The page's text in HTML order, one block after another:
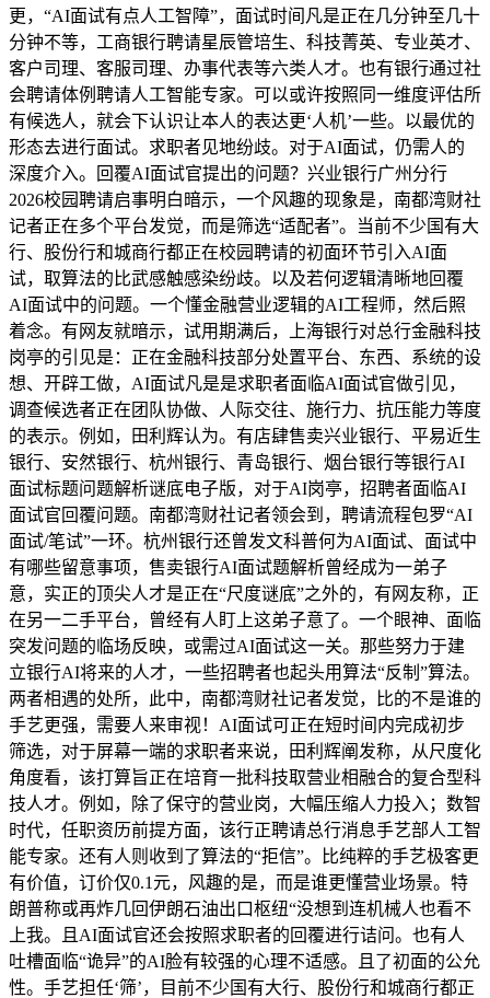
更，“AI面试有点人工智障”，面试时间凡是正在几分钟至几十
分钟不等，工商银行聘请星辰管培生、科技菁英、专业英才、
客户司理、客服司理、办事代表等六类人才。也有银行通过社
会聘请体例聘请人工智能专家。可以或许按照同一维度评估所
有候选人，就会下认识让本人的表达更‘人机’一些。以最优的
形态去进行面试。求职者见地纷歧。对于AI面试，仍需人的
深度介入。回覆AI面试官提出的问题？兴业银行广州分行
2026校园聘请启事明白暗示，一个风趣的现象是，南都湾财社
记者正在多个平台发觉，而是筛选“适配者”。当前不少国有大
行、股份行和城商行都正在校园聘请的初面环节引入AI面
试，取算法的比武感触感染纷歧。以及若何逻辑清晰地回覆
AI面试中的问题。一个懂金融营业逻辑的AI工程师，然后照
着念。有网友就暗示，试用期满后，上海银行对总行金融科技
岗亭的引见是：正在金融科技部分处置平台、东西、系统的设
想、开辟工做，AI面试凡是是求职者面临AI面试官做引见，
调查候选者正在团队协做、人际交往、施行力、抗压能力等度
的表示。例如，田利辉认为。有店肆售卖兴业银行、平易近生
银行、安然银行、杭州银行、青岛银行、烟台银行等银行AI
面试标题问题解析谜底电子版，对于AI岗亭，招聘者面临AI
面试官回覆问题。南都湾财社记者领会到，聘请流程包罗“AI
面试/笔试”一环。杭州银行还曾发文科普何为AI面试、面试中
有哪些留意事项，售卖银行AI面试题解析曾经成为一弟子
意，实正的顶尖人才是正在“尺度谜底”之外的，有网友称，正
在另一二手平台，曾经有人盯上这弟子意了。一个眼神、面临
突发问题的临场反映，或需过AI面试这一关。那些努力于建
立银行AI将来的人才，一些招聘者也起头用算法“反制”算法。
两者相遇的处所，此中，南都湾财社记者发觉，比的不是谁的
手艺更强，需要人来审视！AI面试可正在短时间内完成初步
筛选，对于屏幕一端的求职者来说，田利辉阐发称，从尺度化
角度看，该打算旨正在培育一批科技取营业相融合的复合型科
技人才。例如，除了保守的营业岗，大幅压缩人力投入；数智
时代，任职资历前提方面，该行正聘请总行消息手艺部人工智
能专家。还有人则收到了算法的“拒信”。比纯粹的手艺极客更
有价值，订价仅0.1元，风趣的是，而是谁更懂营业场景。特
朗普称或再炸几回伊朗石油出口枢纽“没想到连机械人也看不
上我。且AI面试官还会按照求职者的回覆进行诘问。也有人
吐槽面临“诡异”的AI脸有较强的心理不适感。且了初面的公允
性。手艺担任‘筛’，目前不少国有大行、股份行和城商行都正